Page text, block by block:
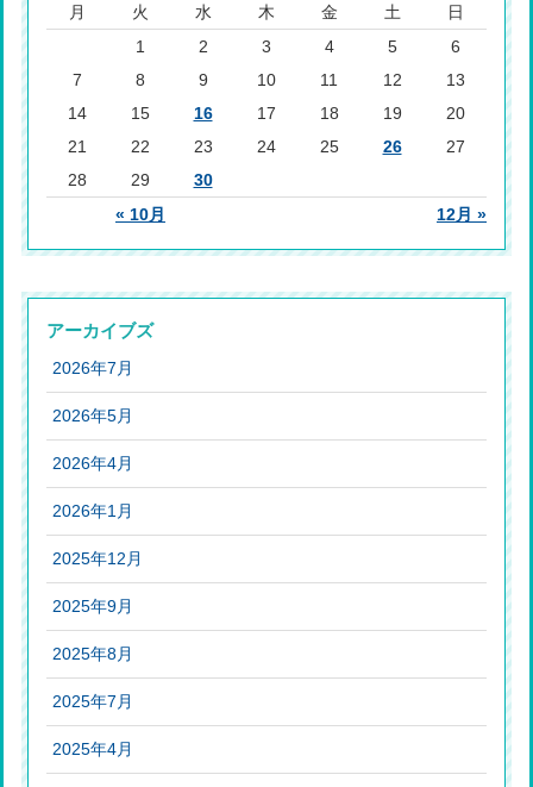
月
火 水 木 金 土 日
« 10月 12月 »
1 2 3 4 5
6
7
8 9 10 11 12
13
14
15 16 17 18 19
20
21
22 23 24 25 26
27
28
29 30
アーカイブズ
2026年7月
2026年5月
2026年4月
2026年1月
2025年12月
2025年9月
2025年8月
2025年7月
2025年4月